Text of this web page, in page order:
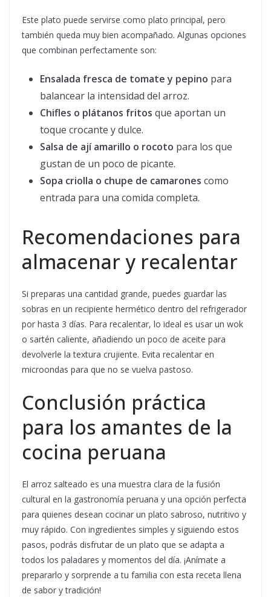
Este plato puede servirse como plato principal, pero
también queda muy bien acompañado. Algunas opciones
que combinan perfectamente son:
Ensalada fresca de tomate y pepino para
balancear la intensidad del arroz.
Chifles o plátanos fritos que aportan un
toque crocante y dulce.
Salsa de ají amarillo o rocoto para los que
gustan de un poco de picante.
Sopa criolla o chupe de camarones como
entrada para una comida completa.
Recomendaciones para
almacenar y recalentar
Si preparas una cantidad grande, puedes guardar las
sobras en un recipiente hermético dentro del refrigerador
por hasta 3 días. Para recalentar, lo ideal es usar un wok
o sartén caliente, añadiendo un poco de aceite para
devolverle la textura crujiente. Evita recalentar en
microondas para que no se vuelva pastoso.
Conclusión práctica
para los amantes de la
cocina peruana
El arroz salteado es una muestra clara de la fusión
cultural en la gastronomía peruana y una opción perfecta
para quienes desean cocinar un plato sabroso, nutritivo y
muy rápido. Con ingredientes simples y siguiendo estos
pasos, podrás disfrutar de un plato que se adapta a
todos los paladares y momentos del día. ¡Anímate a
prepararlo y sorprende a tu familia con esta receta llena
de sabor y tradición!